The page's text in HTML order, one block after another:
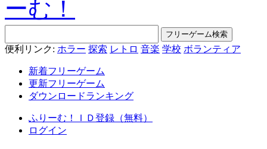
便利リンク: ホラー 探索 レトロ 音楽 学校 ボランティア
新着フリーゲーム
更新フリーゲーム
ダウンロードランキング
ふりーむ！ＩＤ登録（無料）
ログイン